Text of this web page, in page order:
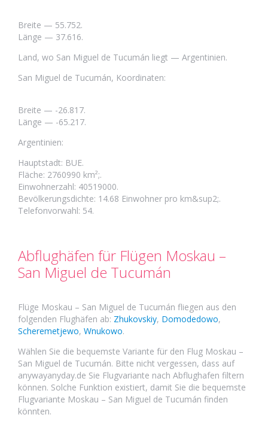
Breite — 55.752.
Länge — 37.616.
Land, wo San Miguel de Tucumán liegt — Argentinien.
San Miguel de Tucumán, Koordinaten:
Breite — -26.817.
Länge — -65.217.
Argentinien:
Hauptstadt: BUE.
Fläche: 2760990 km²;.
Einwohnerzahl: 40519000.
Bevölkerungsdichte: 14.68 Einwohner pro km&sup2;.
Telefonvorwahl: 54.
Abflughäfen für Flügen Moskau –
San Miguel de Tucumán
Flüge Moskau – San Miguel de Tucumán fliegen aus den
folgenden Flughäfen ab: Zhukovskiy, Domodedowo,
Scheremetjewo, Wnukowo.
Wählen Sie die bequemste Variante für den Flug Moskau –
San Miguel de Tucumán. Bitte nicht vergessen, dass auf
anywayanyday.de Sie Flugvariante nach Abflughafen filtern
können. Solche Funktion existiert, damit Sie die bequemste
Flugvariante Moskau – San Miguel de Tucumán finden
könnten.